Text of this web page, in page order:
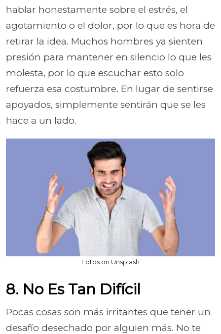
hablar honestamente sobre el estrés, el
agotamiento o el dolor, por lo que es hora de
retirar la idea. Muchos hombres ya sienten
presión para mantener en silencio lo que les
molesta, por lo que escuchar esto solo
refuerza esa costumbre. En lugar de sentirse
apoyados, simplemente sentirán que se les
hace a un lado.
Fotos on Unsplash
8. No Es Tan Difícil
Pocas cosas son más irritantes que tener un
desafío desechado por alguien más. No te